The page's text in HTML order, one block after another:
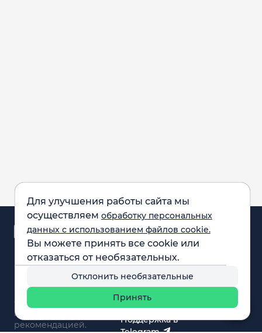
Для улучшения работы сайта мы
осуществляем обработку персональных
данных с использованием файлов cookie.
Вы можете принять все cookie или
отказаться от необязательных.
Отклонить необязательные
Принять
Обращаем внимание:
все материалы,
представленные на
сайте, не являются
инвестиционной
рекомендацией.
Аналитика и
новости
Карта рынка
Компании
F.A.Q.
Обучение
Вебинары
О нас
Поддержка в